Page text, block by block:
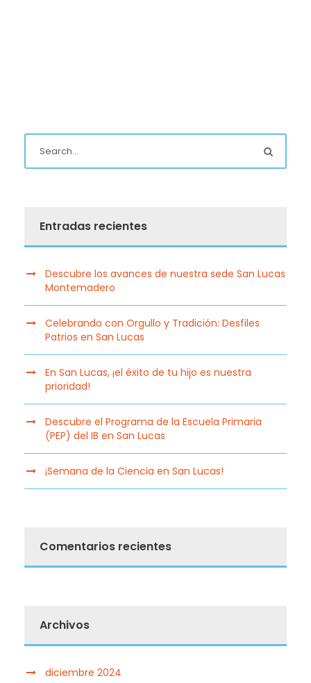
Entradas recientes
Descubre los avances de nuestra sede San Lucas
Montemadero
Celebrando con Orgullo y Tradición: Desfiles
Patrios en San Lucas
En San Lucas, ¡el éxito de tu hijo es nuestra
prioridad!
Descubre el Programa de la Escuela Primaria
(PEP) del IB en San Lucas
¡Semana de la Ciencia en San Lucas!
Comentarios recientes
Archivos
diciembre 2024